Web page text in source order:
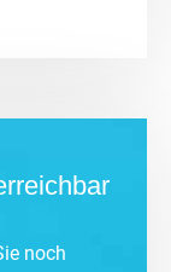
noch